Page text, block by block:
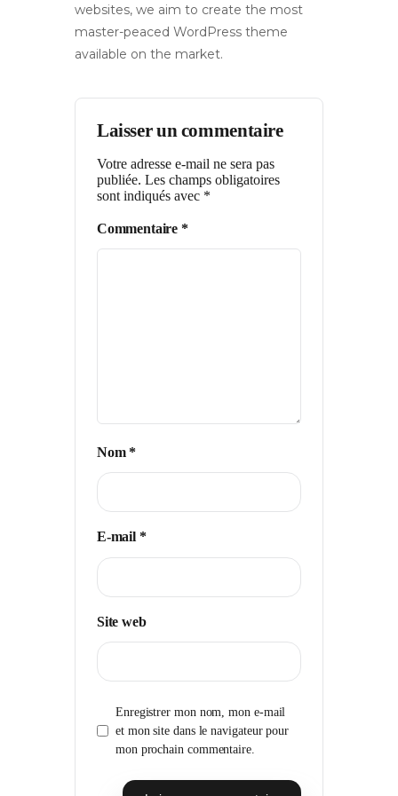
websites, we aim to create the most
master-peaced WordPress theme
available on the market.
Laisser un commentaire
Votre adresse e-mail ne sera pas
publiée. Les champs obligatoires
sont indiqués avec *
Commentaire *
Nom *
E-mail *
Site web
Enregistrer mon nom, mon e-mail
et mon site dans le navigateur pour
mon prochain commentaire.